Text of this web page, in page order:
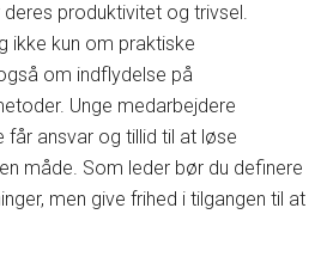
produktivitet og trivsel.
ikke kun om praktiske
om indflydelse på
Unge medarbejdere
får ansvar og tillid til at løse
måde. Som leder bør du definere
men give frihed i tilgangen til at